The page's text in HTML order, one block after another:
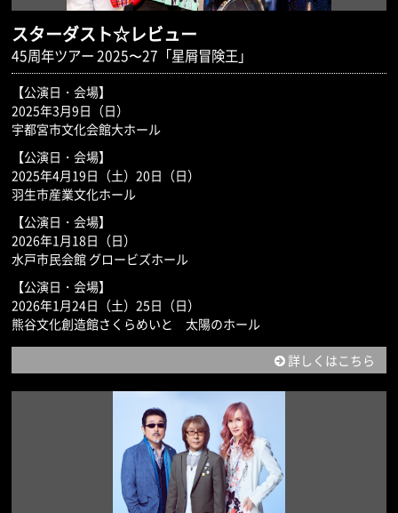
スターダスト☆レビュー
45周年ツアー 2025〜27「星屑冒険王」
【公演日・会場】
2025年3月9日（日）
宇都宮市文化会館大ホール
【公演日・会場】
2025年4月19日（土）20日（日）
羽生市産業文化ホール
【公演日・会場】
2026年1月18日（日）
水戸市民会館 グロービズホール
【公演日・会場】
2026年1月24日（土）25日（日）
熊谷文化創造館さくらめいと 太陽のホール
詳しくはこちら